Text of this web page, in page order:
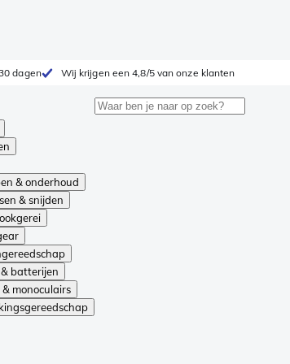
dagen Wij krijgen een 4,8/5 van onze klanten
& onderhoud
& snijden
batterijen
monoculairs